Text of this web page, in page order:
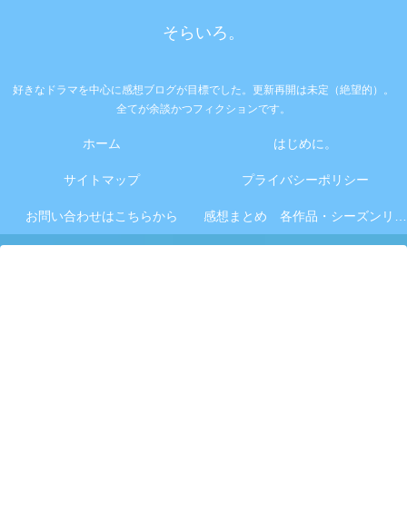
そらいろ。
好きなドラマを中心に感想ブログが目標でした。更新再開は未定（絶望的）。
全てが余談かつフィクションです。
ホーム はじめに。
サイトマップ プライバシーポリシー
お問い合わせはこちらから 感想まとめ 各作品・シーズンリンク集